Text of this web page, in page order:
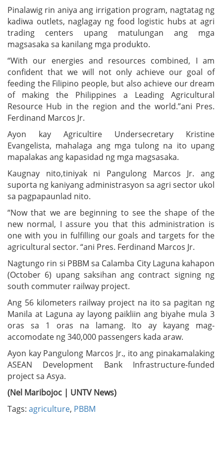
Pinalawig rin aniya ang irrigation program, nagtatag ng
kadiwa outlets, naglagay ng food logistic hubs at agri
trading centers upang matulungan ang mga
magsasaka sa kanilang mga produkto.
“With our energies and resources combined, I am
confident that we will not only achieve our goal of
feeding the Filipino people, but also achieve our dream
of making the Philippines a Leading Agricultural
Resource Hub in the region and the world.”ani Pres.
Ferdinand Marcos Jr.
Ayon kay Agricultire Undersecretary Kristine
Evangelista, mahalaga ang mga tulong na ito upang
mapalakas ang kapasidad ng mga magsasaka.
Kaugnay nito,tiniyak ni Pangulong Marcos Jr. ang
suporta ng kaniyang administrasyon sa agri sector ukol
sa pagpapaunlad nito.
“Now that we are beginning to see the shape of the
new normal, I assure you that this administration is
one with you in fulfilling our goals and targets for the
agricultural sector. “ani Pres. Ferdinand Marcos Jr.
Nagtungo rin si PBBM sa Calamba City Laguna kahapon
(October 6) upang saksihan ang contract signing ng
south commuter railway project.
Ang 56 kilometers railway project na ito sa pagitan ng
Manila at Laguna ay layong paikliin ang biyahe mula 3
oras sa 1 oras na lamang. Ito ay kayang mag-
accomodate ng 340,000 passengers kada araw.
Ayon kay Pangulong Marcos Jr., ito ang pinakamalaking
ASEAN Development Bank Infrastructure-funded
project sa Asya.
(Nel Maribojoc | UNTV News)
Tags: agriculture, PBBM